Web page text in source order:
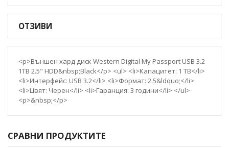
ОТЗИВИ
<p>Външен хард диск Western Digital My Passport USB 3.2
1TB 2.5" HDD&nbsp;Black</p> <ul> <li>Капацитет: 1 TB</li>
<li>Интерфейс: USB 3.2</li> <li>Формат: 2.5&ldquo;</li>
<li>Цвят: Черен</li> <li>Гаранция: 3 години</li> </ul>
<p>&nbsp;</p>
СРАВНИ ПРОДУКТИТЕ